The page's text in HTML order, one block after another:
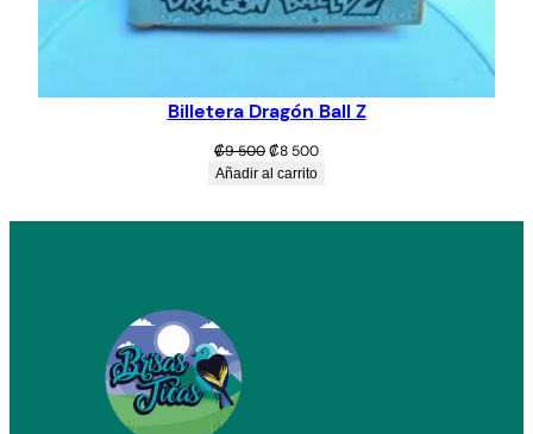
Billetera Dragón Ball Z
₡9 500El
precio
₡8 500El
Añadir al carrito